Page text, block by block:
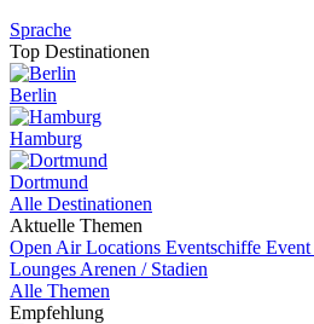
Sprache
Top Destinationen
Berlin
Hamburg
Dortmund
Alle Destinationen
Aktuelle Themen
Open Air Locations Eventschiffe Event
Lounges Arenen / Stadien
Alle Themen
Empfehlung